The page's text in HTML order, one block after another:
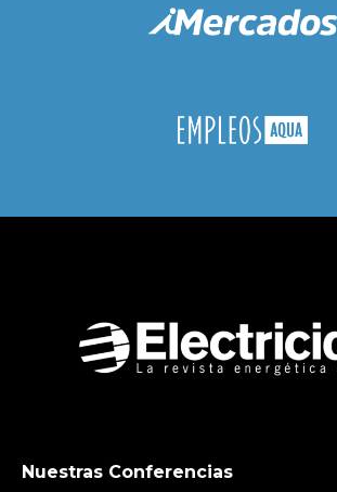
Nuestras Conferencias